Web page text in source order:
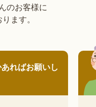
のお客様に
ます。
ばお願いし